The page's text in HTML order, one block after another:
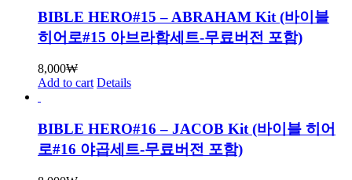
BIBLE HERO#15 – ABRAHAM Kit (바이블
히어로#15 아브라함세트-무료버전 포함)
8,000₩
Add to cart Details
BIBLE HERO#16 – JACOB Kit (바이블 히어
로#16 야곱세트-무료버전 포함)